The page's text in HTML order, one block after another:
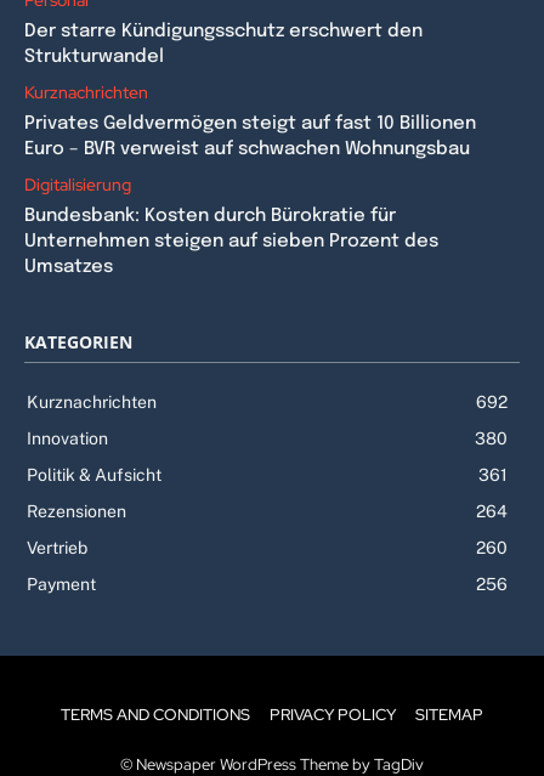
Der starre Kündigungsschutz erschwert den
Strukturwandel
Kurznachrichten
Privates Geldvermögen steigt auf fast 10 Billionen
Euro – BVR verweist auf schwachen Wohnungsbau
Digitalisierung
Bundesbank: Kosten durch Bürokratie für
Unternehmen steigen auf sieben Prozent des
Umsatzes
KATEGORIEN
Kurznachrichten
692
Innovation
380
Politik & Aufsicht
361
Rezensionen
264
Vertrieb
260
Payment
256
TERMS AND CONDITIONS PRIVACY POLICY SITEMAP
© Newspaper WordPress Theme by TagDiv